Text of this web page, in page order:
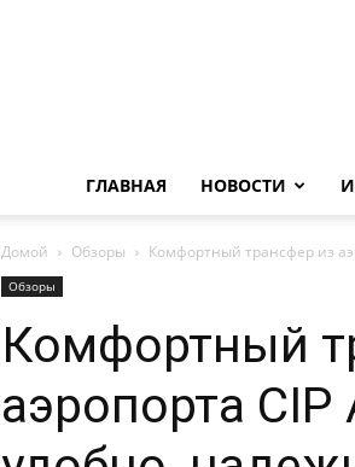
ГЛАВНАЯ НОВОСТИ
Домой Обзоры Комфортный трансфер из
Обзоры
Комфортный
аэропорта